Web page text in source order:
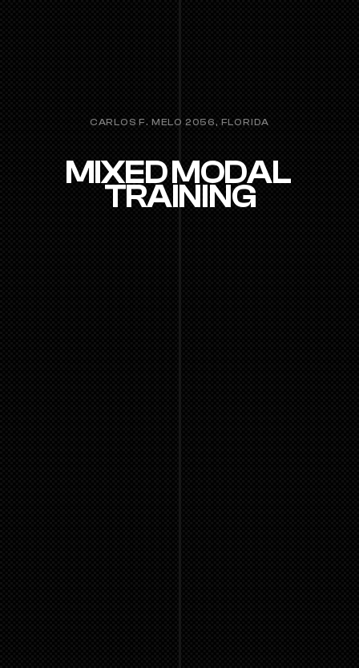
CARLOS F. MELO 2056, FLORIDA
MIXED MODAL
TRAINING